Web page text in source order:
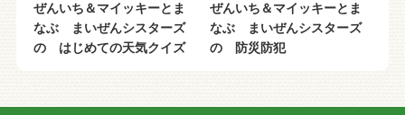
ぜんいち＆マイッキーとま
なぶ まいぜんシスターズ
の はじめての天気クイズ
ぜんいち＆マイッキーとま
なぶ まいぜんシスターズ
の 防災防犯